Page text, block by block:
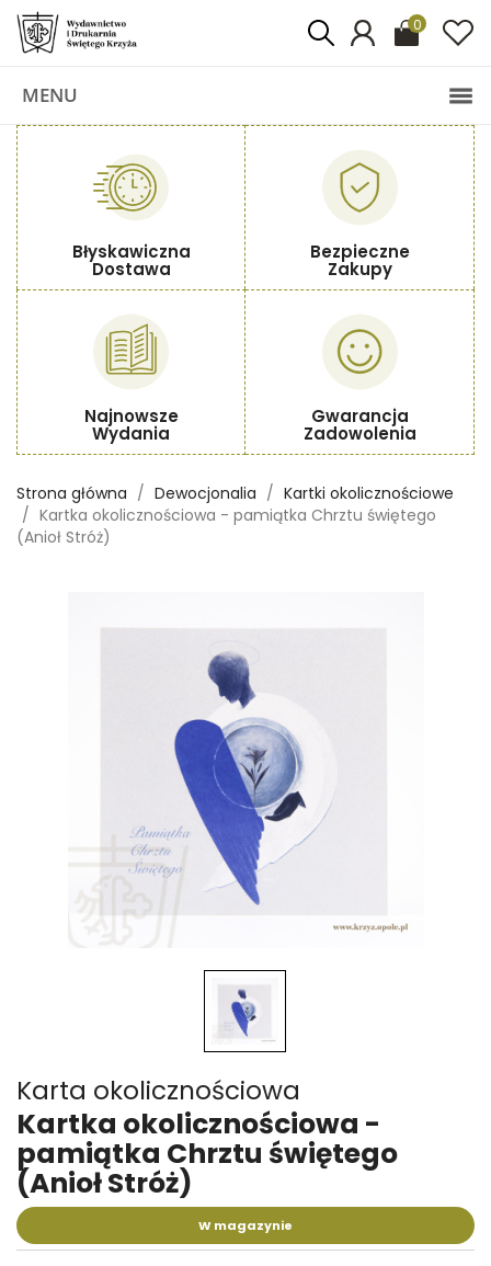
0
MENU
Błyskawiczna
Dostawa
Bezpieczne
Zakupy
Najnowsze
Wydania
Gwarancja
Zadowolenia
Strona główna Dewocjonalia
Kartki okolicznościowe
Kartka okolicznościowa - pamiątka Chrztu świętego
(Anioł Stróż)
Karta okolicznościowa
Kartka okolicznościowa -
pamiątka Chrztu świętego
(Anioł Stróż)
W magazynie